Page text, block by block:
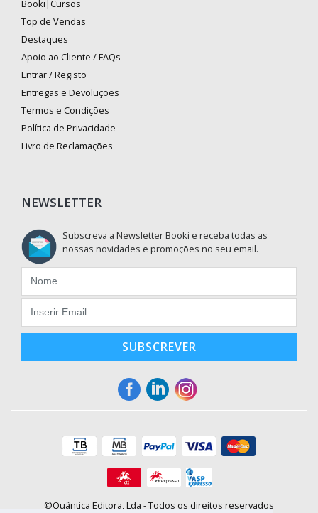
Booki|Cursos
Top de Vendas
Destaques
Apoio ao Cliente / FAQs
Entrar / Registo
Entregas e Devoluções
Termos e Condições
Política de Privacidade
Livro de Reclamações
NEWSLETTER
Subscreva a Newsletter Booki e receba todas as
nossas novidades e promoções no seu email.
SUBSCREVER
©Quântica Editora, Lda - Todos os direitos reservados